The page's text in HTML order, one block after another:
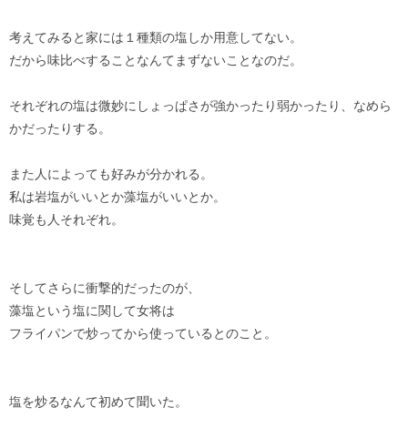
考えてみると家には１種類の塩しか用意してない。
だから味比べすることなんてまずないことなのだ。
それぞれの塩は微妙にしょっぱさが強かったり弱かったり、なめら
かだったりする。
また人によっても好みが分かれる。
私は岩塩がいいとか藻塩がいいとか。
味覚も人それぞれ。
そしてさらに衝撃的だったのが、
藻塩という塩に関して女将は
フライパンで炒ってから使っているとのこと。
塩を炒るなんて初めて聞いた。